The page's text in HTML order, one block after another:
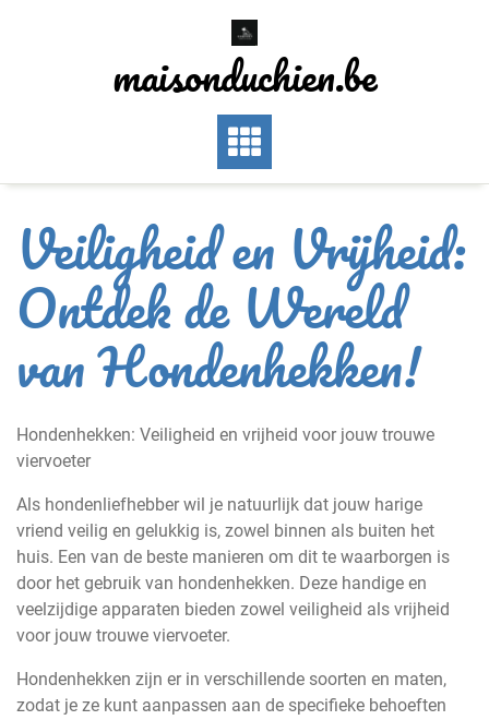
maisonduchien.be
Veiligheid en Vrijheid:
Ontdek de Wereld
van Hondenhekken!
Hondenhekken: Veiligheid en vrijheid voor jouw trouwe
viervoeter
Als hondenliefhebber wil je natuurlijk dat jouw harige
vriend veilig en gelukkig is, zowel binnen als buiten het
huis. Een van de beste manieren om dit te waarborgen is
door het gebruik van hondenhekken. Deze handige en
veelzijdige apparaten bieden zowel veiligheid als vrijheid
voor jouw trouwe viervoeter.
Hondenhekken zijn er in verschillende soorten en maten,
zodat je ze kunt aanpassen aan de specifieke behoeften